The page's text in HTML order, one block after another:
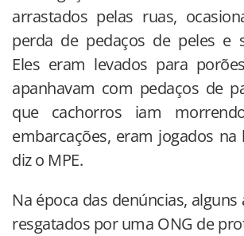
arrastados pelas ruas,
perda de pedaços de peles e
Eles eram levados para
apanhavam com pedaços de
que cachorros iam
embarcações, eram jogados na
diz o MPE.
Na época das denúncias,
resgatados por uma ONG de